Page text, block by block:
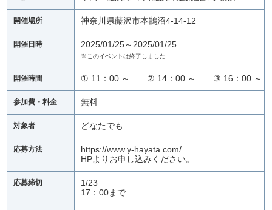
開催場所 神奈川県藤沢市本鵠沼4-14-12
開催日時 2025/01/25～2025/01/25
※このイベントは終了しました
開催時間 ① 11：00 ～ ② 14：00 ～ ③ 16：00 ～
参加費・料金 無料
対象者 どなたでも
応募方法
https://www.y-hayata.com/
HPよりお申し込みください。
応募締切
1/23
17：00まで